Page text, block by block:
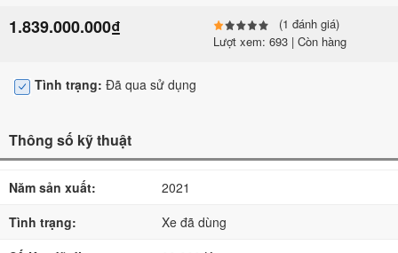
1.839.000.000₫
(1 đánh giá)
Lượt xem: 693 | Còn hàng
Tình trạng: Đã qua sử dụng
Thông số kỹ thuật
Năm sản xuất:
2021
Tình trạng:
Xe đã dùng